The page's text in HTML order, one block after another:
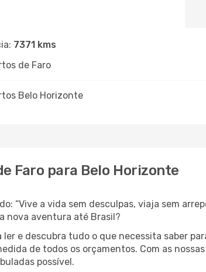
7371 kms
de Faro
Belo Horizonte
Faro para Belo Horizonte
“Vive a vida sem desculpas, viaja sem
nova aventura até Brasil?
ler e descubra tudo o que necessita saber
de todos os orçamentos. Com as
possível.